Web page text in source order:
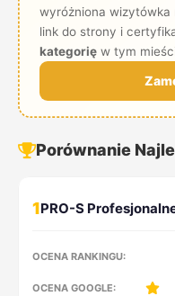
wyróżniona wizytówka
link do strony i
kategorięw tym
Porównanie
1